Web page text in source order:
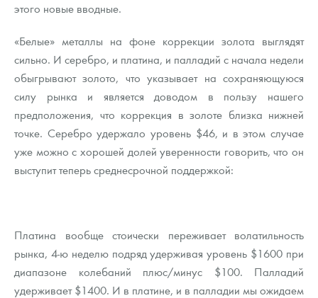
этого новые вводные.
«Белые» металлы на фоне коррекции золота выглядят
сильно. И серебро, и платина, и палладий с начала недели
обыгрывают золото, что указывает на сохраняющуюся
силу рынка и является доводом в пользу нашего
предположения, что коррекция в золоте близка нижней
точке. Серебро удержало уровень $46, и в этом случае
уже можно с хорошей долей уверенности говорить, что он
выступит теперь среднесрочной поддержкой:
Платина вообще стоически переживает волатильность
рынка, 4-ю неделю подряд удерживая уровень $1600 при
диапазоне колебаний плюс/минус $100. Палладий
удерживает $1400. И в платине, и в палладии мы ожидаем